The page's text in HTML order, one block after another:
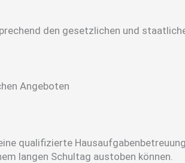
den gesetzlichen und
Angeboten
qualifizierte
langen Schultag austoben können.